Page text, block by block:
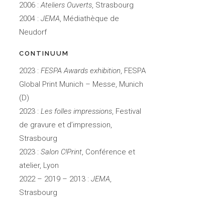
2006 :Ateliers Ouverts, Strasbourg
2004 : JEMA, Médiathèque de
Neudorf
CONTINUUM
2023 : FESPA Awards exhibition, FESPA
Global Print Munich – Messe, Munich
(D)
2023 : Les folles impressions, Festival
de gravure et d’impression,
Strasbourg
2023 : Salon C!Print, Conférence et
atelier, Lyon
2022 – 2019 – 2013 : JEMA,
Strasbourg